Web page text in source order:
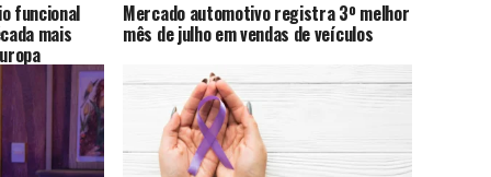
funcional
mais
Mercado automotivo registra 3º melhor
mês de julho em vendas de veículos